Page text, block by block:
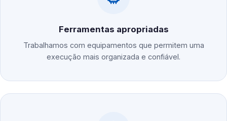
Ferramentas apropriadas
Trabalhamos com equipamentos que permitem uma
execução mais organizada e confiável.